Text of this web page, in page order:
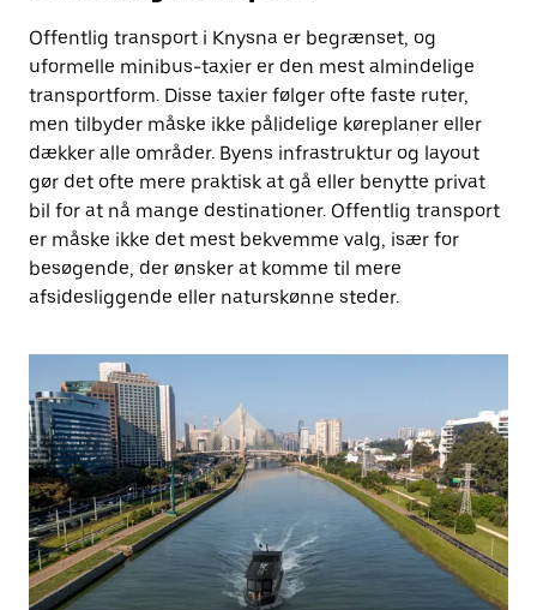
Offentlig transport i Knysna er begrænset, og
uformelle minibus-taxier er den mest almindelige
transportform. Disse taxier følger ofte faste ruter,
men tilbyder måske ikke pålidelige køreplaner eller
dækker alle områder. Byens infrastruktur og layout
gør det ofte mere praktisk at gå eller benytte privat
bil for at nå mange destinationer. Offentlig transport
er måske ikke det mest bekvemme valg, især for
besøgende, der ønsker at komme til mere
afsidesliggende eller naturskønne steder.